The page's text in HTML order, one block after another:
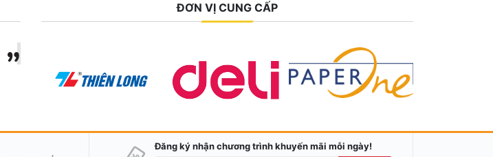
ĐƠN VỊ CUNG CẤP
Đăng ký nhận chương trình khuyến mãi mỗi ngày!